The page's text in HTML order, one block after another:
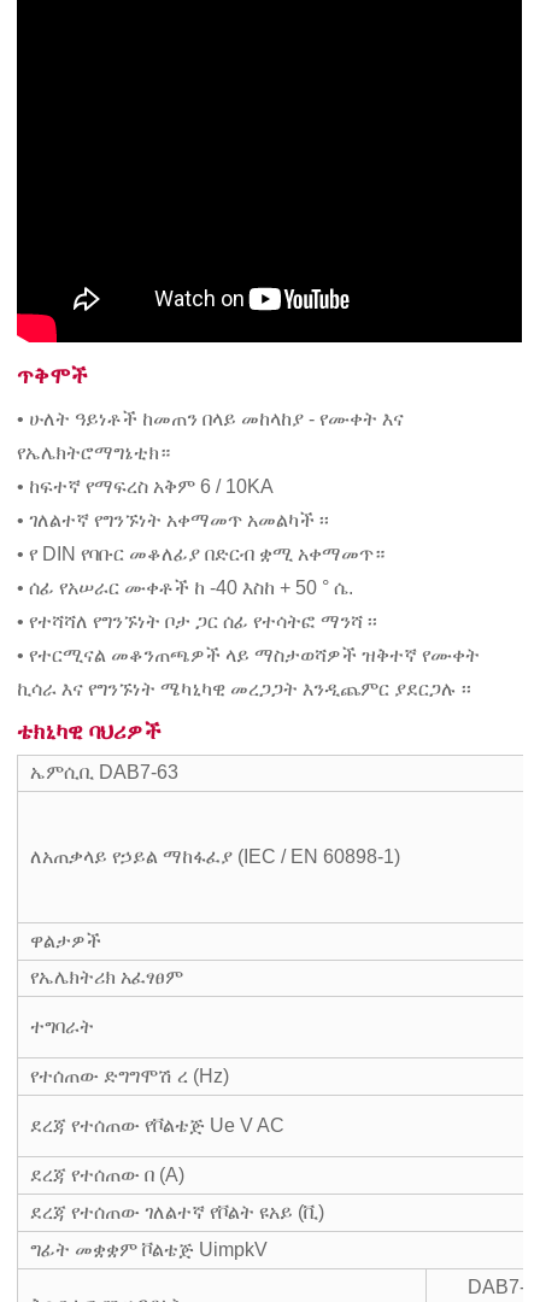
ጥቅሞች
• ሁለት ዓይነቶች ከመጠን በላይ መከላከያ - የሙቀት እና
የኤሌክትሮማግኔቲክ።
• ከፍተኛ የማፍረስ አቅም 6 / 10KA
• ገለልተኛ የግንኙነት አቀማመጥ አመልካች ፡፡
• የ DIN የባቡር መቆለፊያ በድርብ ቋሚ አቀማመጥ።
• ሰፊ የአሠራር ሙቀቶች ከ -40 እስከ + 50 ° ሴ.
• የተሻሻለ የግንኙነት ቦታ ጋር ሰፊ የተሳትፎ ማንሻ ፡፡
• የተርሚናል መቆንጠጫዎች ላይ ማስታወሻዎች ዝቅተኛ የሙቀት
ኪሳራ እና የግንኙነት ሜካኒካዊ መረጋጋት እንዲጨምር ያደርጋሉ ፡፡
ቴክኒካዊ ባህሪዎች
ኤምሲቢ DAB7-63
ለአጠቃላይ የኃይል ማከፋፈያ (IEC / EN 60898-1)
ዋልታዎች
የኤሌክትሪክ አፈፃፀም
ተግባራት
የተሰጠው ድግግሞሽ ረ (Hz)
ደረጃ የተሰጠው የቮልቴጅ Ue V AC
ደረጃ የተሰጠው በ (A)
ደረጃ የተሰጠው ገለልተኛ የቮልት ዩአይ (ቪ)
ግፊት መቋቋም ቮልቴጅ UimpkV
DAB7-